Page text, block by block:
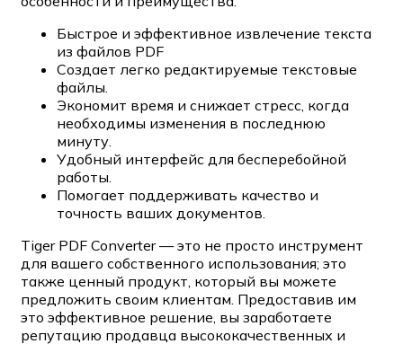
Быстрое и эффективное извлечение текста
из файлов PDF
Создает легко редактируемые текстовые
файлы.
Экономит время и снижает стресс, когда
необходимы изменения в последнюю
минуту.
Удобный интерфейс для бесперебойной
работы.
Помогает поддерживать качество и
точность ваших документов.
Tiger PDF Converter — это не просто инструмент
для вашего собственного использования; это
также ценный продукт, который вы можете
предложить своим клиентам. Предоставив им
это эффективное решение, вы заработаете
репутацию продавца высококачественных и